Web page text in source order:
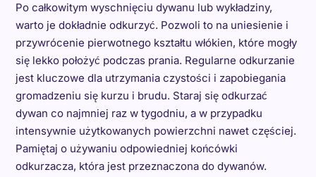
Po całkowitym wyschnięciu dywanu lub wykładziny,
warto je dokładnie odkurzyć. Pozwoli to na uniesienie i
przywrócenie pierwotnego kształtu włókien, które mogły
się lekko położyć podczas prania. Regularne odkurzanie
jest kluczowe dla utrzymania czystości i zapobiegania
gromadzeniu się kurzu i brudu. Staraj się odkurzać
dywan co najmniej raz w tygodniu, a w przypadku
intensywnie użytkowanych powierzchni nawet częściej.
Pamiętaj o używaniu odpowiedniej końcówki
odkurzacza, która jest przeznaczona do dywanów.